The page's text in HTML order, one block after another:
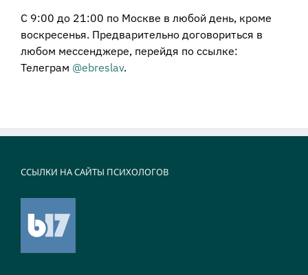
С 9:00 до 21:00 по Москве в любой день, кроме
воскресенья. Предварительно договориться в
любом мессенджере, перейдя по ссылке:
Телеграм @ebreslav.
ССЫЛКИ НА САЙТЫ ПСИХОЛОГОВ